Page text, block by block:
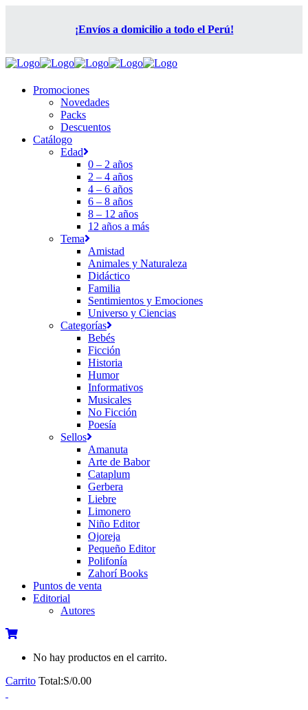
¡Envíos a domicilio a todo el Perú!
Promociones
Novedades
Packs
Descuentos
Catálogo
Edad
0 – 2 años
2 – 4 años
4 – 6 años
6 – 8 años
8 – 12 años
12 años a más
Tema
Amistad
Animales y Naturaleza
Didáctico
Familia
Sentimientos y Emociones
Universo y Ciencias
Categorías
Bebés
Ficción
Historia
Humor
Informativos
Musicales
No Ficción
Poesía
Sellos
Amanuta
Arte de Babor
Cataplum
Gerbera
Liebre
Limonero
Niño Editor
Ojoreja
Pequeño Editor
Polifonía
Zahorí Books
Puntos de venta
Editorial
Autores
No hay productos en el carrito.
Carrito Total:S/0.00